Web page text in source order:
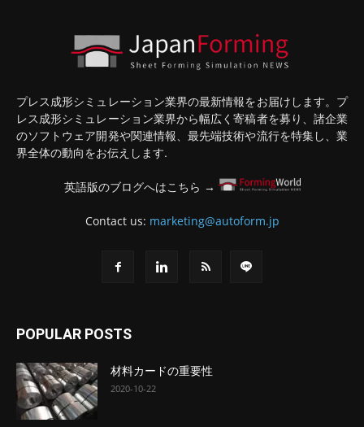
プレス成形シミュレーション業界の最新情報をお届けします。プ
レス成形シミュレーション業界から幅広く寄稿者を募り、諸企業
のソフトウェア開発や関連情報、最先端技術や流行を特集し、業
界全体の動向をお伝えします.
英語版のブログへはこちら →
Contact us: marketing@autoform.jp
POPULAR POSTS
材料カードの重要性
2020-10-22